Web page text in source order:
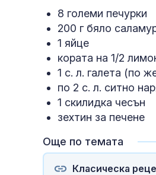
8 големи печурки
200 г бяло
1 яйце
кората на 1/2
1 с. л. галета (по
по 2 с. л. ситно
1 скилидка чесън
зехтин за печене
Още по темата
Класическа